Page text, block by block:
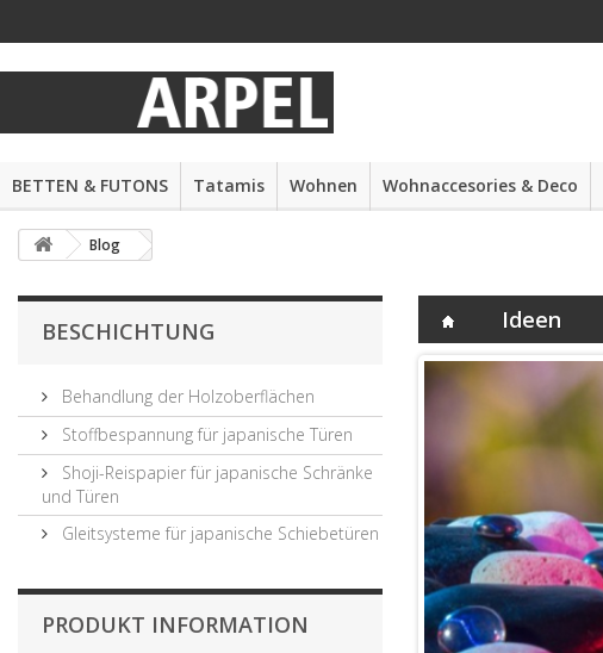
BETTEN & FUTONS Tatamis Wohnen Wohnaccesories & Deco
Blog
BESCHICHTUNG
Behandlung der Holzoberflächen
Stoffbespannung für japanische Türen
Shoji-Reispapier für japanische Schränke
und Türen
Gleitsysteme für japanische Schiebetüren
PRODUKT INFORMATION
Ideen